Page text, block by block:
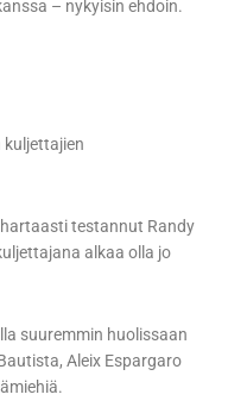
– nykyisin ehdoin.
kuljettajien
testannut Randy
alkaa olla jo
suuremmin huolissaan
Aleix Espargaro